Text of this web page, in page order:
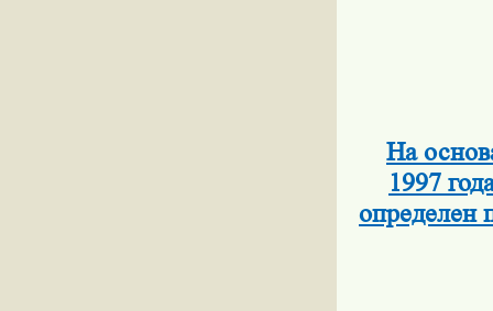
На
1997
определен